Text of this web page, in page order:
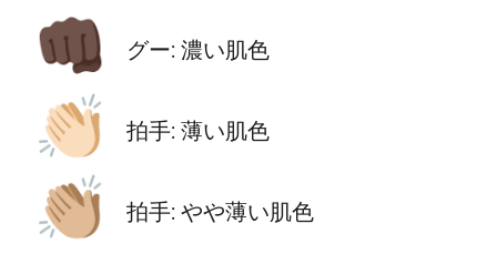
👊🏿 グー: 濃い肌色
👏🏻 拍手: 薄い肌色
👏🏼 拍手: やや薄い肌色